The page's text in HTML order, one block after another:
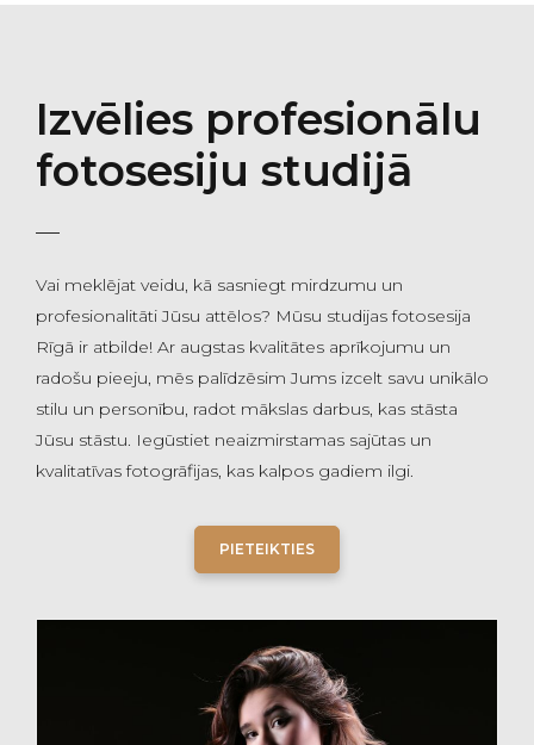
Izvēlies profesionālu
fotosesiju studijā
Vai meklējat veidu, kā sasniegt mirdzumu un
profesionalitāti Jūsu attēlos? Mūsu studijas fotosesija
Rīgā ir atbilde! Ar augstas kvalitātes aprīkojumu un
radošu pieeju, mēs palīdzēsim Jums izcelt savu unikālo
stilu un personību, radot mākslas darbus, kas stāsta
Jūsu stāstu. Iegūstiet neaizmirstamas sajūtas un
kvalitatīvas fotogrāfijas, kas kalpos gadiem ilgi.
PIETEIKTIES